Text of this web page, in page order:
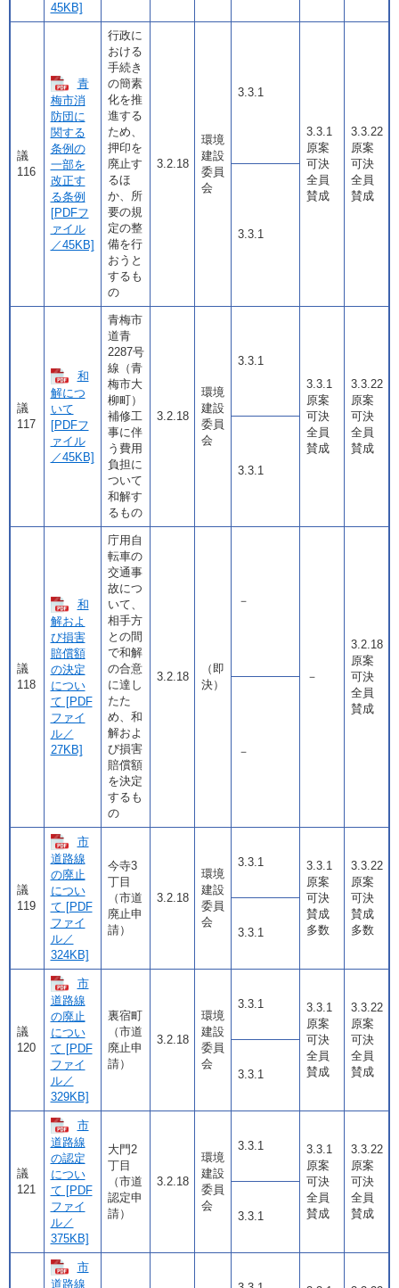
45KB]
議
116
青
梅市消
防団に
関する
条例の
一部を
改正す
る条例
[PDFフ
ァイル
／45KB]
行政に
おける
手続き
の簡素
化を推
進する
ため、
押印を
廃止す
るほ
か、所
要の規
定の整
備を行
おうと
するも
の
3.2.18
環境
建設
委員
会
3.3.1
3.3.1
原案
可決
全員
賛成
3.3.22
原案
可決
全員
賛成
3.3.1
議
117
和
解につ
いて
[PDFフ
ァイル
／45KB]
青梅市
道青
2287号
線（青
梅市大
柳町）
補修工
事に伴
う費用
負担に
ついて
和解す
るもの
3.2.18
環境
建設
委員
会
3.3.1
3.3.1
原案
可決
全員
賛成
3.3.22
原案
可決
全員
賛成
3.3.1
議
118
和
解およ
び損害
賠償額
の決定
につい
て [PDF
ファイ
ル／
27KB]
庁用自
転車の
交通事
故につ
いて、
相手方
との間
で和解
の合意
に達し
たた
め、和
解およ
び損害
賠償額
を決定
するも
の
3.2.18
（即
決）
－
－
3.2.18
原案
可決
全員
賛成
－
議
119
市
道路線
の廃止
につい
て [PDF
ファイ
ル／
324KB]
今寺3
丁目
（市道
廃止申
請）
3.2.18
環境
建設
委員
会
3.3.1
3.3.1
原案
可決
賛成
多数
3.3.22
原案
可決
賛成
多数
3.3.1
議
120
市
道路線
の廃止
につい
て [PDF
ファイ
ル／
329KB]
裏宿町
（市道
廃止申
請）
3.2.18
環境
建設
委員
会
3.3.1
3.3.1
原案
可決
全員
賛成
3.3.22
原案
可決
全員
賛成
3.3.1
議
121
市
道路線
の認定
につい
て [PDF
ファイ
ル／
375KB]
大門2
丁目
（市道
認定申
請）
3.2.18
環境
建設
委員
会
3.3.1
3.3.1
原案
可決
全員
賛成
3.3.22
原案
可決
全員
賛成
3.3.1
市
道路線